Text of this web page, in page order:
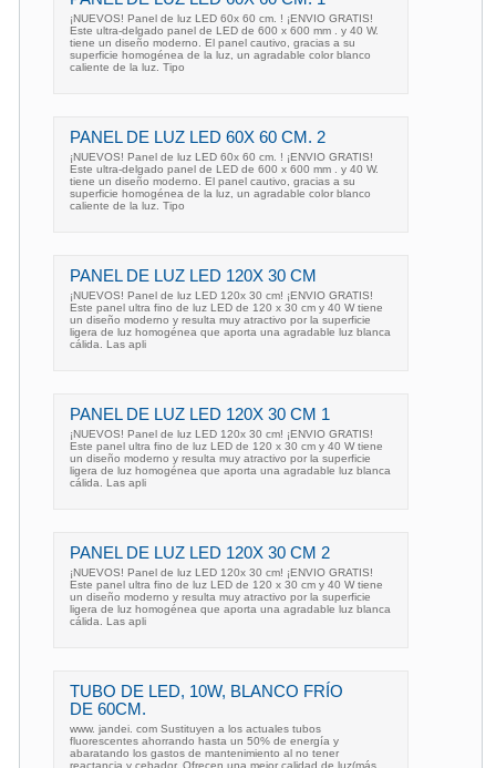
¡NUEVOS! Panel de luz LED 60x 60 cm. ! ¡ENVIO GRATIS!
Este ultra-delgado panel de LED de 600 x 600 mm . y 40 W.
tiene un diseño moderno. El panel cautivo, gracias a su
superficie homogénea de la luz, un agradable color blanco
caliente de la luz. Tipo
PANEL DE LUZ LED 60X 60 CM. 2
¡NUEVOS! Panel de luz LED 60x 60 cm. ! ¡ENVIO GRATIS!
Este ultra-delgado panel de LED de 600 x 600 mm . y 40 W.
tiene un diseño moderno. El panel cautivo, gracias a su
superficie homogénea de la luz, un agradable color blanco
caliente de la luz. Tipo
PANEL DE LUZ LED 120X 30 CM
¡NUEVOS! Panel de luz LED 120x 30 cm! ¡ENVIO GRATIS!
Este panel ultra fino de luz LED de 120 x 30 cm y 40 W tiene
un diseño moderno y resulta muy atractivo por la superficie
ligera de luz homogénea que aporta una agradable luz blanca
cálida. Las apli
PANEL DE LUZ LED 120X 30 CM 1
¡NUEVOS! Panel de luz LED 120x 30 cm! ¡ENVIO GRATIS!
Este panel ultra fino de luz LED de 120 x 30 cm y 40 W tiene
un diseño moderno y resulta muy atractivo por la superficie
ligera de luz homogénea que aporta una agradable luz blanca
cálida. Las apli
PANEL DE LUZ LED 120X 30 CM 2
¡NUEVOS! Panel de luz LED 120x 30 cm! ¡ENVIO GRATIS!
Este panel ultra fino de luz LED de 120 x 30 cm y 40 W tiene
un diseño moderno y resulta muy atractivo por la superficie
ligera de luz homogénea que aporta una agradable luz blanca
cálida. Las apli
TUBO DE LED, 10W, BLANCO FRÍO
DE 60CM.
www. jandei. com Sustituyen a los actuales tubos
fluorescentes ahorrando hasta un 50% de energía y
abaratando los gastos de mantenimiento al no tener